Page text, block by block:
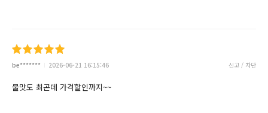
be******* 2026-06-21 16:15:46 신고 / 차단
물맛도 최곤데 가격할인까지~~